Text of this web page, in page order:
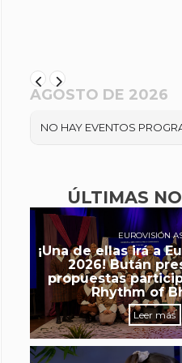
AGOSTO DE 2026
NO HAY EVENTOS
ÚLTIMAS
EUROVISIÓN
¡Una de ellas irá a
2026! Bután
propuestas
Rhythm of
Leer más